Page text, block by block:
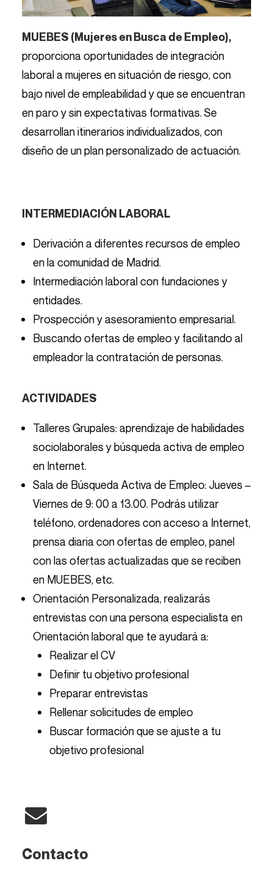
MUEBES (Mujeres en Busca de Empleo),
proporciona oportunidades de integración
laboral a mujeres en situación de riesgo, con
bajo nivel de empleabilidad y que se encuentran
en paro y sin expectativas formativas. Se
desarrollan itinerarios individualizados, con
diseño de un plan personalizado de actuación.
INTERMEDIACIÓN LABORAL
Derivación a diferentes recursos de empleo
en la comunidad de Madrid.
Intermediación laboral con fundaciones y
entidades.
Prospección y asesoramiento empresarial.
Buscando ofertas de empleo y facilitando al
empleador la contratación de personas.
ACTIVIDADES
Talleres Grupales: aprendizaje de habilidades
sociolaborales y búsqueda activa de empleo
en Internet.
Sala de Búsqueda Activa de Empleo: Jueves –
Viernes de 9: 00 a 13.00. Podrás utilizar
teléfono, ordenadores con acceso a Internet,
prensa diaria con ofertas de empleo, panel
con las ofertas actualizadas que se reciben
en MUEBES, etc.
Orientación Personalizada, realizarás
entrevistas con una persona especialista en
Orientación laboral que te ayudará a:
Realizar el CV
Definir tu objetivo profesional
Preparar entrevistas
Rellenar solicitudes de empleo
Buscar formación que se ajuste a tu
objetivo profesional
Contacto